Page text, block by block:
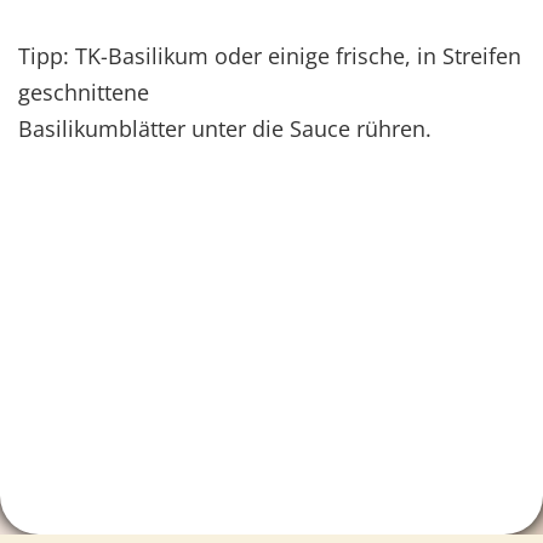
Tipp: TK-Basilikum oder einige frische, in Streifen
geschnittene
Basilikumblätter unter die Sauce rühren.